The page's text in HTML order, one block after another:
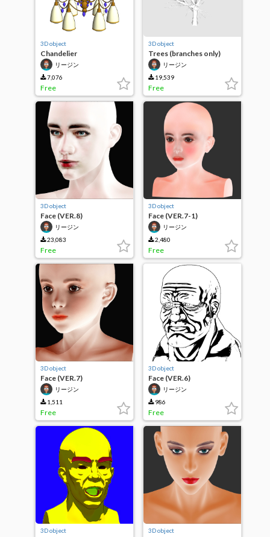
3D object
Chandelier
リージン
7,076
Free
3D object
Trees (branches only)
リージン
19,539
Free
3D object
Face (VER.8)
リージン
23,083
Free
3D object
Face (VER.7-1)
リージン
2,480
Free
3D object
Face (VER.7)
リージン
1,511
Free
3D object
Face (VER.6)
リージン
986
Free
3D object 3D object